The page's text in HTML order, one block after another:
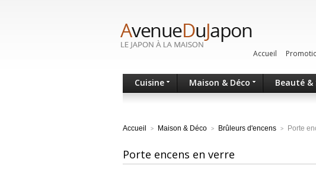
Accueil
Cuisine Maison & Déco Beauté &
Accueil > Maison & Déco > Brûleurs d'encens > Porte
Porte encens en verre